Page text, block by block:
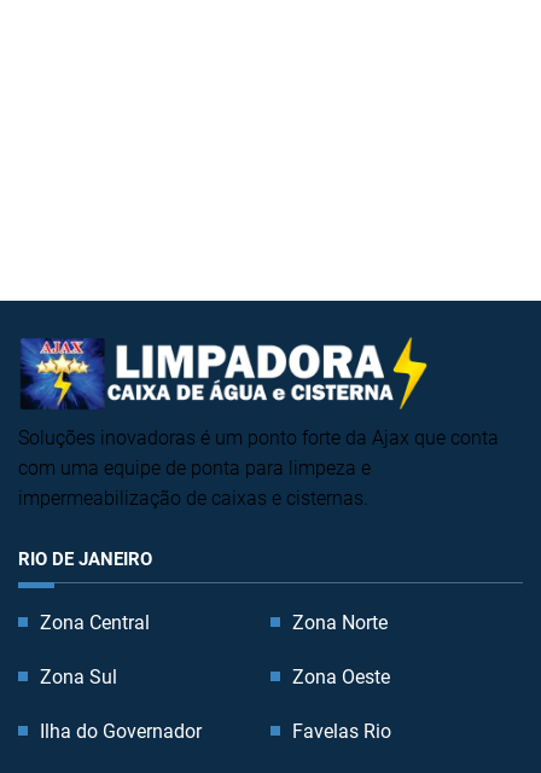
Soluções inovadoras é um ponto forte da Ajax que conta
com uma equipe de ponta para limpeza e
impermeabilização de caixas e cisternas.
RIO DE JANEIRO
Zona Central Zona Norte
Zona Sul Zona Oeste
Ilha do Governador Favelas Rio